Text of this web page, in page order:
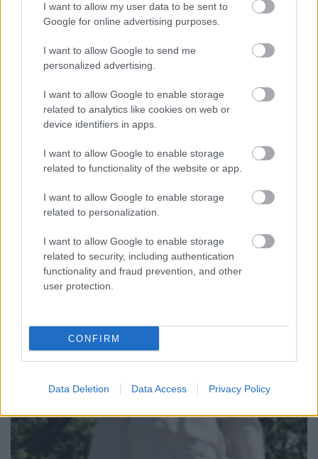
I want to allow my user data to be sent to
Google for online advertising purposes.
I want to allow Google to send me
personalized advertising.
I want to allow Google to enable storage
related to analytics like cookies on web or
device identifiers in apps.
I want to allow Google to enable storage
related to functionality of the website or app.
I want to allow Google to enable storage
related to personalization.
I want to allow Google to enable storage
related to security, including authentication
functionality and fraud prevention, and other
user protection.
CONFIRM
Data Deletion Data Access Privacy Policy
Ukrán önkéntesek osztrák–magyar
szolgálatban
BartókBéla•2023. augusztus 17.
Az osztrák–magyar szolgálatban álló ukrán
pályafutásának ismertetésénél találkoztunk,
mostanában pedig Somogyi Lajos
visszaemlékezésében olvashattunk róluk. A kevésbé
ismert ukrán nemzetiségi légiót mutatjuk be
röviden. Az Ukrán Szicsi Lövészek, ukránul…